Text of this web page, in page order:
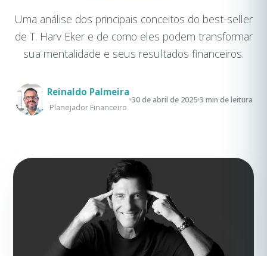
Uma análise dos principais conceitos do best-seller
de T. Harv Eker e de como eles podem transformar
sua mentalidade e seus resultados financeiros.
Reinaldo Palmeira
Planejador Financeiro
30 de abril de 2025 3 min de leitura